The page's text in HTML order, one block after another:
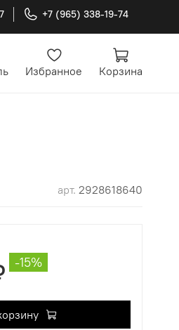
+7 (965) 338-19-74
Избранное Корзина
арт. 2928618640
-15%